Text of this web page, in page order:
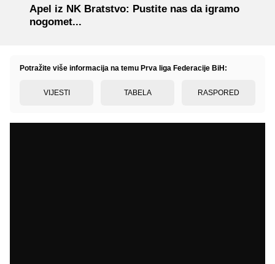
Apel iz NK Bratstvo: Pustite nas da igramo
nogomet...
Potražite više informacija na temu Prva liga Federacije BiH:
VIJESTI TABELA RASPORED